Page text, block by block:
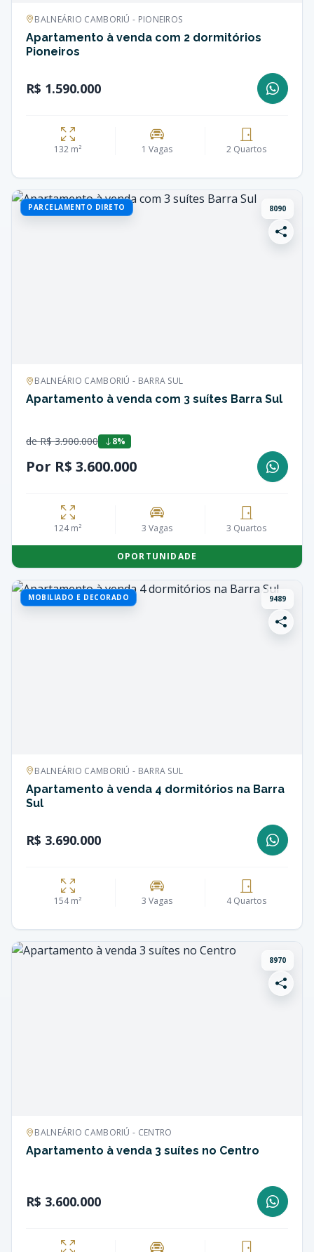
BALNEÁRIO CAMBORIÚ - PIONEIROS
Apartamento à venda com 2 dormitórios
Pioneiros
R$ 1.590.000
132 m² 1 Vagas 2 Quartos
PARCELAMENTO DIRETO 8090
BALNEÁRIO CAMBORIÚ - BARRA SUL
Apartamento à venda com 3 suítes Barra Sul
de R$ 3.900.000 8%
Por R$ 3.600.000
124 m² 3 Vagas 3 Quartos
OPORTUNIDADE
MOBILIADO E DECORADO 9489
BALNEÁRIO CAMBORIÚ - BARRA SUL
Apartamento à venda 4 dormitórios na Barra
Sul
R$ 3.690.000
154 m² 3 Vagas 4 Quartos
8970
BALNEÁRIO CAMBORIÚ - CENTRO
Apartamento à venda 3 suítes no Centro
R$ 3.600.000